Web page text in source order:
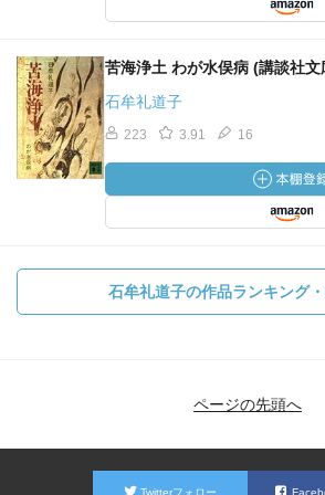
苦海浄土 わが水俣病 (講談社文
石牟礼道子
223 3.91 16
石牟礼道子の作品ランキング
ページの先頭へ
Twitterフォロー